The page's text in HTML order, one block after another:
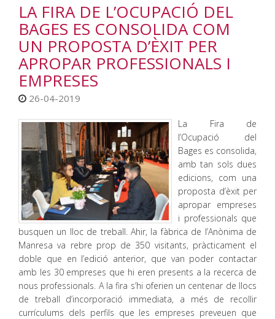
LA FIRA DE L’OCUPACIÓ DEL
BAGES ES CONSOLIDA COM
UN PROPOSTA D’ÈXIT PER
APROPAR PROFESSIONALS I
EMPRESES
26-04-2019
La Fira de
l’Ocupació del
Bages es consolida,
amb tan sols dues
edicions, com una
proposta d’èxit per
apropar empreses
i professionals que
busquen un lloc de treball. Ahir, la fàbrica de l’Anònima de
Manresa va rebre prop de 350 visitants, pràcticament el
doble que en l’edició anterior, que van poder contactar
amb les 30 empreses que hi eren presents a la recerca de
nous professionals. A la fira s’hi oferien un centenar de llocs
de treball d’incorporació immediata, a més de recollir
currículums dels perfils que les empreses preveuen que